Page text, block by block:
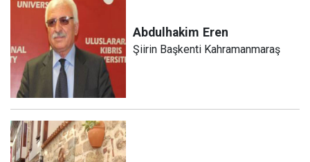
Abdulhakim Eren
Şiirin Başkenti Kahramanmaraş